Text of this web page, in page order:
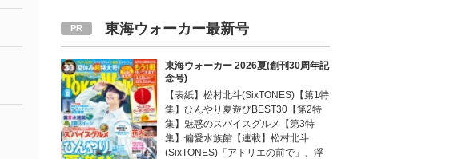
東海ウォーカー最新号
東海ウォーカー 2026夏(創刊30周年記
念号)
【表紙】松村北斗(SixTONES)【第1特
集】ひんやり夏遊びBEST30【第2特
集】魅惑のスパイスグルメ【第3特
集】偏愛水族館【連載】松村北斗
(SixTONES)「アトリエの前で」、浮